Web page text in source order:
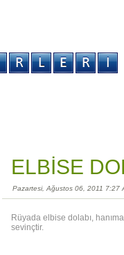
ELBİSE
Pazartesi, Ağustos 06, 2011 7:27
Rüyada elbise dolabı,
sevinçtir.